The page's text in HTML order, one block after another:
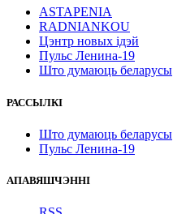
ASTAPENIA
RADNIANKOU
Цэнтр новых ідэй
Пульс Ленина-19
Што думаюць беларусы
РАССЫЛКІ
Што думаюць беларусы
Пульс Ленина-19
АПАВЯШЧЭННІ